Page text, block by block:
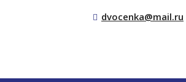
dvocenka@mail.ru